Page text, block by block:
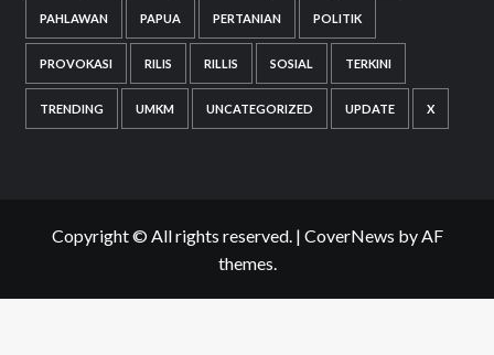
PAHLAWAN PAPUA PERTANIAN POLITIK
PROVOKASI RILIS RILLIS SOSIAL TERKINI
TRENDING UMKM UNCATEGORIZED UPDATE X
Copyright © All rights reserved. | CoverNews by AF
themes.